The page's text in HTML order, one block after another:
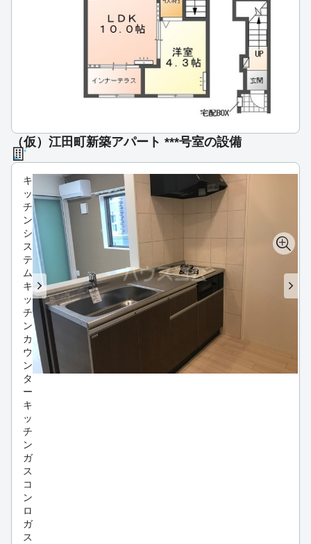
（仮）江田町新築アパート ***号室の設備
キ
ッ
チ
ン
シ
ス
テ
ム
キ
ッ
チ
ン
カ
ウ
ン
タ
ー
キ
ッ
チ
ン
ガ
ス
コ
ン
ロ
ガ
ス